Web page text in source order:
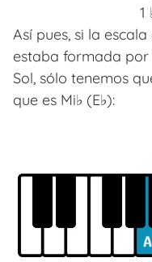
1
Así pues, si la
estaba formada por
Sol, sólo tenemos
que es Mi♭ (E♭):